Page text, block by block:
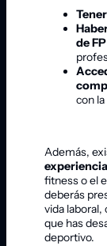
de FP
con
Además,
fitness o el
deberás
vida
que has
deportivo.